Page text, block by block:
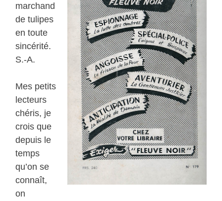
marchand
de tulipes
en toute
sincérité.
S.-A.
Mes petits
lecteurs
chéris, je
crois que
depuis le
temps
qu’on se
connaît,
on